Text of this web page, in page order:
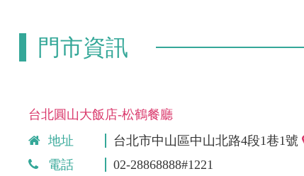
門市資訊
台北圓山大飯店-松鶴餐廳
地址
台北市中山區中山北路4段1巷1號
電話
02-28868888#1221